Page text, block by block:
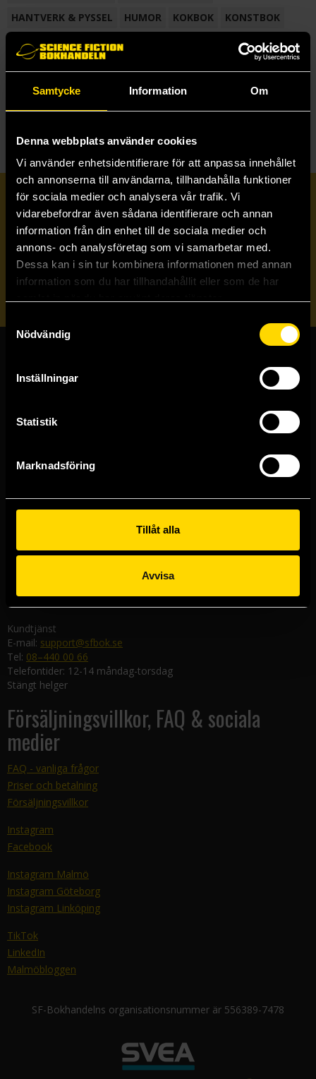
Samtycke Information Om
Denna webbplats använder cookies
Vi använder enhetsidentifierare för att anpassa innehållet
och annonserna till användarna, tillhandahålla funktioner
för sociala medier och analysera vår trafik. Vi
vidarebefordrar även sådana identifierare och annan
information från din enhet till de sociala medier och
annons- och analysföretag som vi samarbetar med.
Dessa kan i sin tur kombinera informationen med annan
information som du har tillhandahållit eller som de har
Nödvändig
Inställningar
Statistik
Marknadsföring
Tillåt alla
Avvisa
HANTVERK & PYSSEL
HUMOR KOKBOK
KONSTBOK
KORTROMAN
LÄROBOK
NOVELL
SAMLINGSVOLYM
TECKNA & MÅLA TECKNAD SERIE
Prenumerera på vårt nyhetsbrev
Veckobrevet
Skicka
Butiker & kundtjänst
Västerlånggatan 48
Göteborgsbutiken
Kungsgatan 19
Malmöbutiken
582 19 Linköping
Kundtjänst
E-mail: support@sfbok.se
Tel: 08–440 00 66
Telefontider: 12-14 måndag-torsdag
Stängt helger
Försäljningsvillkor, FAQ & sociala
medier
FAQ - vanliga frågor
Priser och betalning
Försäljningsvillkor
Instagram
Facebook
Instagram Malmö
Instagram Göteborg
Instagram Linköping
TikTok
LinkedIn
Malmöbloggen
SF-Bokhandelns organisationsnummer är 556389-7478